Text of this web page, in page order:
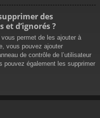
des
d’ignorés ?
permet de les ajouter à
vous pouvez ajouter
de contrôle de l’utilisateur
pouvez également les supprimer